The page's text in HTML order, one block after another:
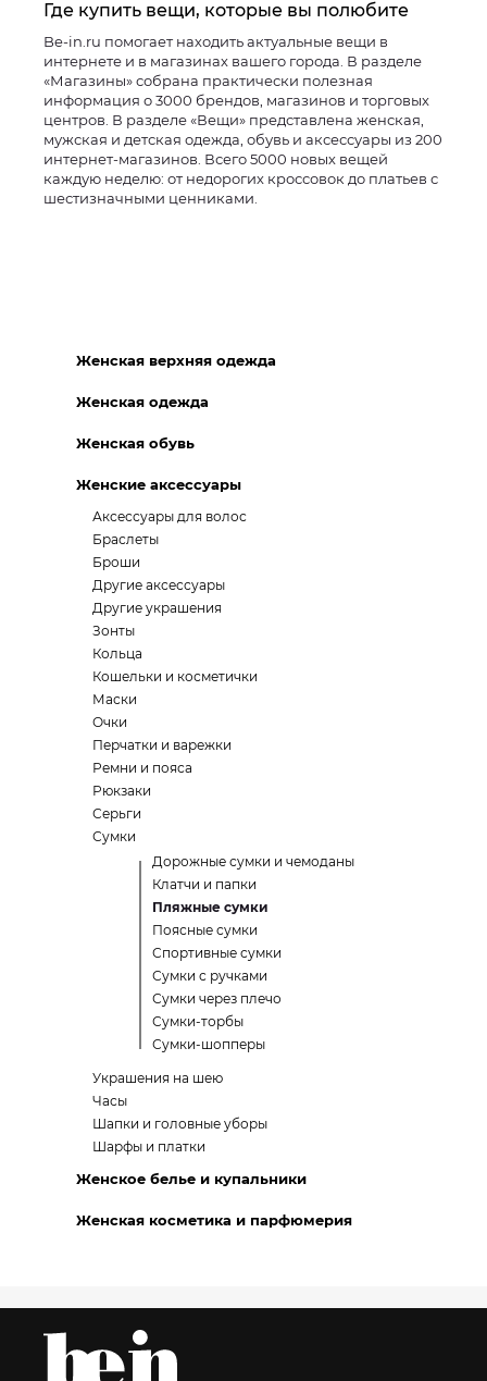
Где купить вещи, которые вы полюбите
Be-in.ru помогает находить актуальные вещи в
интернете и в магазинах вашего города. В разделе
«Магазины» собрана практически полезная
информация о 3000 брендов, магазинов и торговых
центров. В разделе «Вещи» представлена женская,
мужская и детская одежда, обувь и аксессуары из 200
интернет-магазинов. Всего 5000 новых вещей
каждую неделю: от недорогих кроссовок до платьев с
шестизначными ценниками.
Женская верхняя одежда
Женская одежда
Женская обувь
Женские аксессуары
Аксессуары для волос
Браслеты
Броши
Другие аксессуары
Другие украшения
Зонты
Кольца
Кошельки и косметички
Маски
Очки
Перчатки и варежки
Ремни и пояса
Рюкзаки
Серьги
Сумки
Дорожные сумки и чемоданы
Клатчи и папки
Пляжные сумки
Поясные сумки
Спортивные сумки
Сумки с ручками
Сумки через плечо
Сумки-торбы
Сумки-шопперы
Украшения на шею
Часы
Шапки и головные уборы
Шарфы и платки
Женское белье и купальники
Женская косметика и парфюмерия